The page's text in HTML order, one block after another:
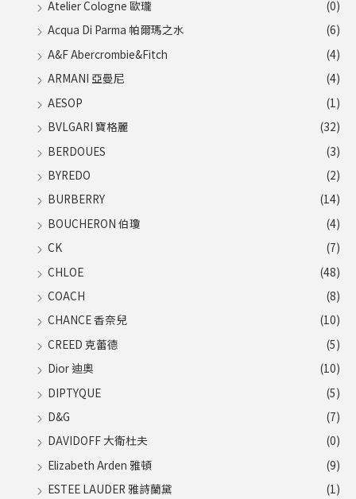
Atelier Cologne 歐瓏
(0)
Acqua Di Parma 帕爾瑪之水
(6)
A&F Abercrombie&Fitch
(4)
ARMANI 亞曼尼
(4)
AESOP
(1)
BVLGARI 寶格麗
(32)
BERDOUES
(3)
BYREDO
(2)
BURBERRY
(14)
BOUCHERON 伯瓊
(4)
CK
(7)
CHLOE
(48)
COACH
(8)
CHANCE 香奈兒
(10)
CREED 克蕾德
(5)
Dior 迪奧
(10)
DIPTYQUE
(5)
D&G
(7)
DAVIDOFF 大衛杜夫
(0)
Elizabeth Arden 雅頓
(9)
ESTEE LAUDER 雅詩蘭黛
(1)